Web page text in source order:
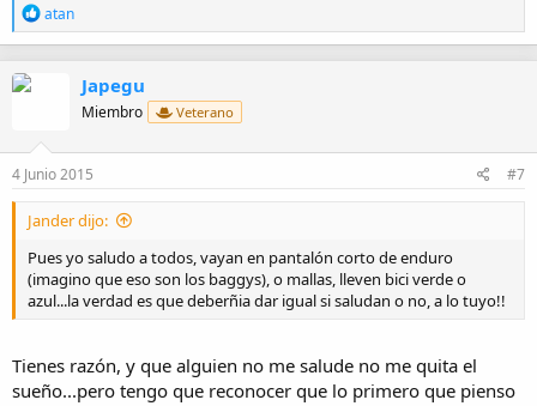
R
e
a
n
e
s
atan
Japegu
Miembro Veterano
4 Junio 2015 #7
Jander dijo:
Pues yo saludo a todos, vayan en pantalón corto de enduro
(imagino que eso son los baggys), o mallas, lleven bici verde o
azul...la verdad es que deberñia dar igual si saludan o no, a lo tuyo!!
Tienes razón, y que alguien no me salude no me quita el
sueño...pero tengo que reconocer que lo primero que pienso